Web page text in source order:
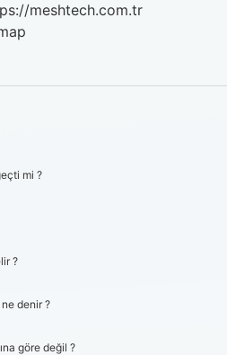
meshtech.com.tr
mi ?
?
denir ?
göre değil ?